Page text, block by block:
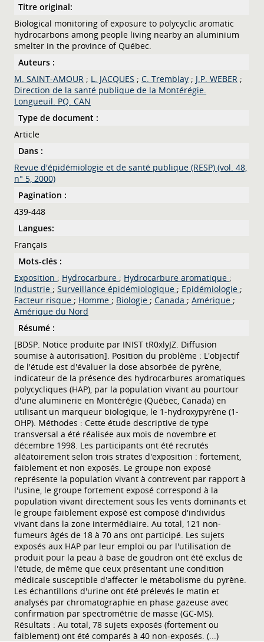
Titre original:
Biological monitoring of exposure to polycyclic aromatic
hydrocarbons among people living nearby an aluminium
smelter in the province of Québec.
Auteurs :
M. SAINT-AMOUR ; L. JACQUES ;C. Tremblay ; J.P. WEBER ;
Direction de la santé publique de la Montérégie.
Longueuil. PQ. CAN
Type de document :
Article
Dans :
Revue d'épidémiologie et de santé publique (RESP) (vol. 48,
n° 5, 2000)
Pagination :
439-448
Langues:
Français
Mots-clés :
Exposition ; Hydrocarbure ; Hydrocarbure aromatique ;
Industrie ; Surveillance épidémiologique ; Epidémiologie ;
Facteur risque ; Homme ; Biologie ; Canada ; Amérique ;
Amérique du Nord
Résumé :
[BDSP. Notice produite par INIST tR0xlyJZ. Diffusion
soumise à autorisation]. Position du problème : L'objectif
de l'étude est d'évaluer la dose absorbée de pyrène,
indicateur de la présence des hydrocarbures aromatiques
polycycliques (HAP), par la population vivant au pourtour
d'une aluminerie en Montérégie (Québec, Canada) en
utilisant un marqueur biologique, le 1-hydroxypyrène (1-
OHP). Méthodes : Cette étude descriptive de type
transversal a été réalisée aux mois de novembre et
décembre 1998. Les participants ont été recrutés
aléatoirement selon trois strates d'exposition : fortement,
faiblement et non exposés. Le groupe non exposé
représente la population vivant à contrevent par rapport à
l'usine, le groupe fortement exposé correspond à la
population vivant directement sous les vents dominants et
le groupe faiblement exposé est composé d'individus
vivant dans la zone intermédiaire. Au total, 121 non-
fumeurs âgés de 18 à 70 ans ont participé. Les sujets
exposés aux HAP par leur emploi ou par l'utilisation de
produit pour la peau à base de goudron ont été exclus de
l'étude, de même que ceux présentant une condition
médicale susceptible d'affecter le métabolisme du pyrène.
Les échantillons d'urine ont été prélevés le matin et
analysés par chromatographie en phase gazeuse avec
confirmation par spectrométrie de masse (GC-MS).
Résultats : Au total, 78 sujets exposés (fortement ou
faiblement) ont été comparés à 40 non-exposés. (...)